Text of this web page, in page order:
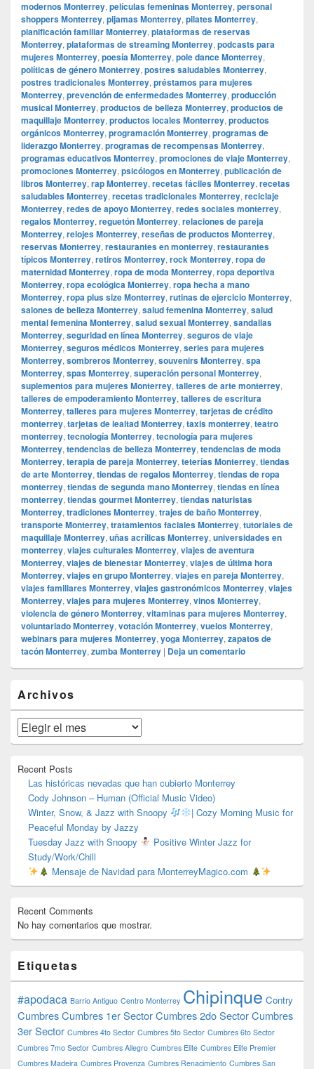
modernos Monterrey, películas femeninas Monterrey, personal
shoppers Monterrey, pijamas Monterrey, pilates Monterrey,
planificación familiar Monterrey, plataformas de reservas
Monterrey, plataformas de streaming Monterrey, podcasts para
mujeres Monterrey, poesía Monterrey, pole dance Monterrey,
políticas de género Monterrey, postres saludables Monterrey,
postres tradicionales Monterrey, préstamos para mujeres
Monterrey, prevención de enfermedades Monterrey, producción
musical Monterrey, productos de belleza Monterrey, productos de
maquillaje Monterrey, productos locales Monterrey, productos
orgánicos Monterrey, programación Monterrey, programas de
liderazgo Monterrey, programas de recompensas Monterrey,
programas educativos Monterrey, promociones de viaje Monterrey,
promociones Monterrey, psicólogos en Monterrey, publicación de
libros Monterrey, rap Monterrey, recetas fáciles Monterrey, recetas
saludables Monterrey, recetas tradicionales Monterrey, reciclaje
Monterrey, redes de apoyo Monterrey, redes sociales monterrey,
regalos Monterrey, reguetón Monterrey, relaciones de pareja
Monterrey, relojes Monterrey, reseñas de productos Monterrey,
reservas Monterrey, restaurantes en monterrey, restaurantes
típicos Monterrey, retiros Monterrey, rock Monterrey, ropa de
maternidad Monterrey, ropa de moda Monterrey, ropa deportiva
Monterrey, ropa ecológica Monterrey, ropa hecha a mano
Monterrey, ropa plus size Monterrey, rutinas de ejercicio Monterrey,
salones de belleza Monterrey, salud femenina Monterrey, salud
mental femenina Monterrey, salud sexual Monterrey, sandalias
Monterrey, seguridad en línea Monterrey, seguros de viaje
Monterrey, seguros médicos Monterrey, series para mujeres
Monterrey, sombreros Monterrey, souvenirs Monterrey, spa
Monterrey, spas Monterrey, superación personal Monterrey,
suplementos para mujeres Monterrey, talleres de arte monterrey,
talleres de empoderamiento Monterrey, talleres de escritura
Monterrey, talleres para mujeres Monterrey, tarjetas de crédito
monterrey, tarjetas de lealtad Monterrey, taxis monterrey, teatro
monterrey, tecnología Monterrey, tecnología para mujeres
Monterrey, tendencias de belleza Monterrey, tendencias de moda
Monterrey, terapia de pareja Monterrey, teterías Monterrey, tiendas
de arte Monterrey, tiendas de regalos Monterrey, tiendas de ropa
monterrey, tiendas de segunda mano Monterrey, tiendas en línea
monterrey, tiendas gourmet Monterrey, tiendas naturistas
Monterrey, tradiciones Monterrey, trajes de baño Monterrey,
transporte Monterrey, tratamientos faciales Monterrey, tutoriales de
maquillaje Monterrey, uñas acrílicas Monterrey, universidades en
monterrey, viajes culturales Monterrey, viajes de aventura
Monterrey, viajes de bienestar Monterrey, viajes de última hora
Monterrey, viajes en grupo Monterrey, viajes en pareja Monterrey,
viajes familiares Monterrey, viajes gastronómicos Monterrey, viajes
Monterrey, viajes para mujeres Monterrey, vinos Monterrey,
violencia de género Monterrey, vitaminas para mujeres Monterrey,
voluntariado Monterrey, votación Monterrey, vuelos Monterrey,
webinars para mujeres Monterrey, yoga Monterrey, zapatos de
tacón Monterrey, zumba Monterrey | Deja un comentario
área
de
widget
barra
lateral
Archivos
Archivos
Recent Posts
Las históricas nevadas que han cubierto Monterrey
Cody Johnson – Human (Official Music Video)
Winter, Snow, & Jazz with Snoopy
| Cozy Morning Music for
Peaceful Monday by Jazzy
Tuesday Jazz with Snoopy
Positive Winter Jazz for
Study/Work/Chill
Mensaje de Navidad para MonterreyMagico.com
Recent Comments
No hay comentarios que mostrar.
Etiquetas
#apodaca Barrio Antiguo Centro Monterrey Chipinque Contry
CumbresCumbres 1er SectorCumbres 2do SectorCumbres
3er Sector Cumbres 4to Sector Cumbres 5to Sector Cumbres 6to Sector
Cumbres 7mo Sector Cumbres Allegro Cumbres Elite Cumbres Elite Premier
Cumbres Madeira Cumbres Provenza Cumbres Renacimiento Cumbres San